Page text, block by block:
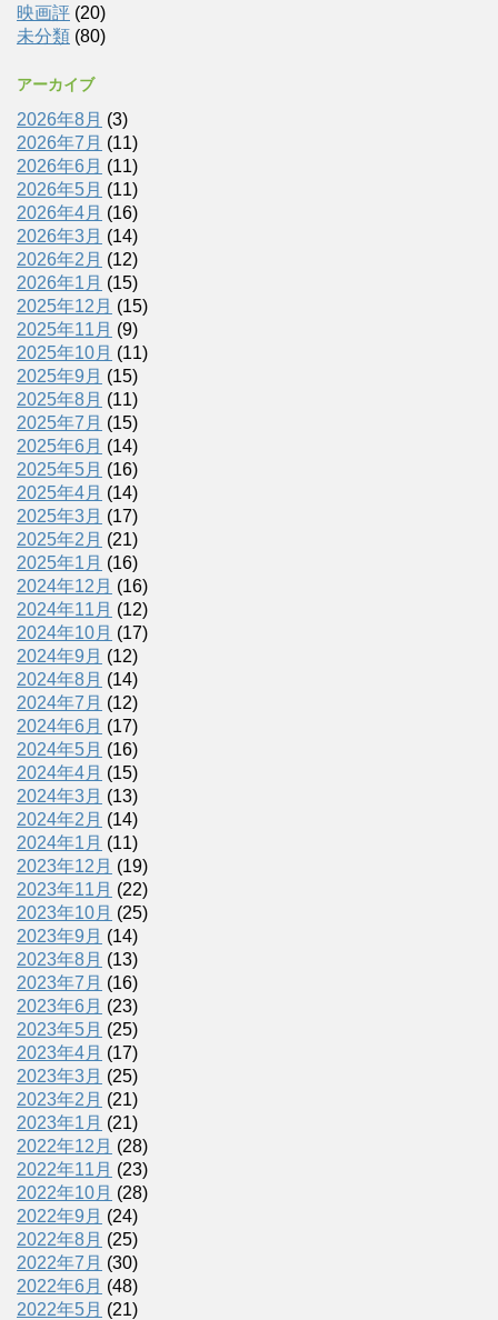
映画評 (20)
未分類 (80)
アーカイブ
2026年8月 (3)
2026年7月 (11)
2026年6月 (11)
2026年5月 (11)
2026年4月 (16)
2026年3月 (14)
2026年2月 (12)
2026年1月 (15)
2025年12月 (15)
2025年11月 (9)
2025年10月 (11)
2025年9月 (15)
2025年8月 (11)
2025年7月 (15)
2025年6月 (14)
2025年5月 (16)
2025年4月 (14)
2025年3月 (17)
2025年2月 (21)
2025年1月 (16)
2024年12月 (16)
2024年11月 (12)
2024年10月 (17)
2024年9月 (12)
2024年8月 (14)
2024年7月 (12)
2024年6月 (17)
2024年5月 (16)
2024年4月 (15)
2024年3月 (13)
2024年2月 (14)
2024年1月 (11)
2023年12月 (19)
2023年11月 (22)
2023年10月 (25)
2023年9月 (14)
2023年8月 (13)
2023年7月 (16)
2023年6月 (23)
2023年5月 (25)
2023年4月 (17)
2023年3月 (25)
2023年2月 (21)
2023年1月 (21)
2022年12月 (28)
2022年11月 (23)
2022年10月 (28)
2022年9月 (24)
2022年8月 (25)
2022年7月 (30)
2022年6月 (48)
2022年5月 (21)